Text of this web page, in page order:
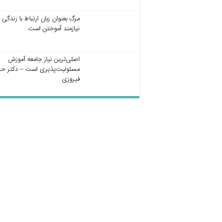
مرگ بعنوان زبان ارتباط با زندگی
نیازمند آموختن است.
اصلی‌ترین نیاز جامعه آموزش
مسئولیت‌پذیری است – دکتر
فیروزی